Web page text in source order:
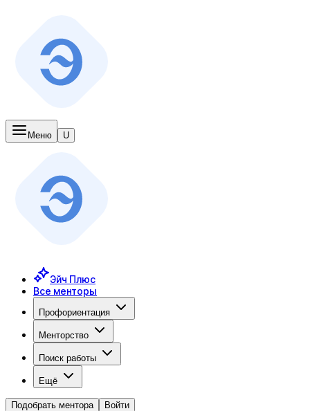
Меню U
Эйч Плюс
Все менторы
Профориентация
Менторство
Поиск работы
Ещё
Подобрать ментора Войти